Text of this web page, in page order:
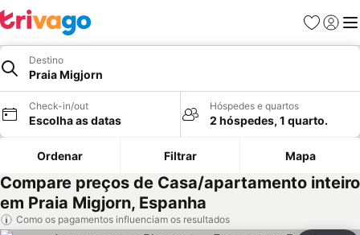
Favoritos
Iniciar
Destino
Praia Migjorn
Check-in/out
Escolha as datas
Hóspedes e quartos
2 hóspedes, 1 quarto.
Ordenar Filtrar Mapa
Compare preços de Casa/apartamento inteiro
em Praia Migjorn, Espanha
Como os pagamentos influenciam os resultados